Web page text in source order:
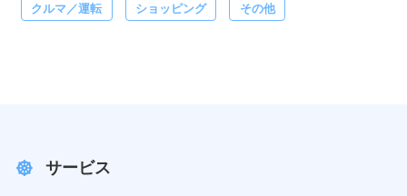
クルマ／運転 ショッピング その他
サービス